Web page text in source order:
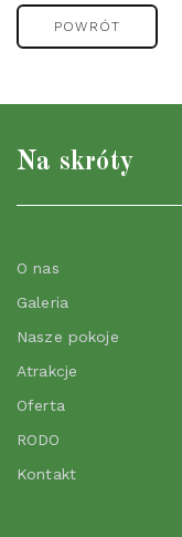
POWRÓT
Na skróty
O nas
Galeria
Nasze pokoje
Atrakcje
Oferta
RODO
Kontakt